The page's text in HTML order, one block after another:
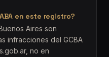
en este registro?
Aires son
infracciones del GCBA
no en